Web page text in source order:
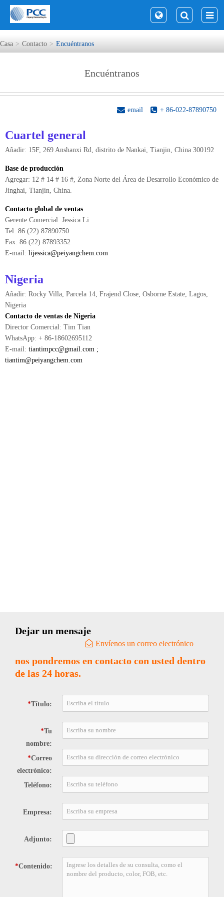
Casa Contacto Encuéntranos
Encuéntranos
+ 86-022-87890750
email
Cuartel general
Añadir: 15F, 269 Anshanxi Rd, distrito de Nankai, Tianjin, China 300192
Base de producción
Agregar: 12 # 14 # 16 #, Zona Norte del Área de Desarrollo Económico de
Jinghai, Tianjin, China.
Contacto global de ventas
Gerente Comercial: Jessica Li
Tel: 86 (22) 87890750
Fax: 86 (22) 87893352
E-mail: lijessica@peiyangchem.com
Nigeria
Añadir: Rocky Villa, Parcela 14, Frajend Close, Osborne Estate, Lagos,
Nigeria
Contacto de ventas de Nigeria
Director Comercial: Tim Tian
WhatsApp: + 86-18602695112
E-mail: tiantimpcc@gmail.com ;
tiantim@peiyangchem.com
Dejar un mensaje
Envíenos un correo electrónico
nos pondremos en contacto con usted dentro
de las 24 horas.
*Título:
*Tu
nombre:
*Correo
electrónico:
Teléfono:
Empresa:
Adjunto:
*Contenido: